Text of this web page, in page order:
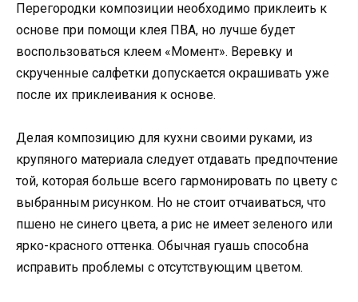
Перегородки композиции необходимо приклеить к
основе при помощи клея ПВА, но лучше будет
воспользоваться клеем «Момент». Веревку и
скрученные салфетки допускается окрашивать уже
после их приклеивания к основе.
Делая композицию для кухни своими руками, из
крупяного материала следует отдавать предпочтение
той, которая больше всего гармонировать по цвету с
выбранным рисунком. Но не стоит отчаиваться, что
пшено не синего цвета, а рис не имеет зеленого или
ярко-красного оттенка. Обычная гуашь способна
исправить проблемы с отсутствующим цветом.